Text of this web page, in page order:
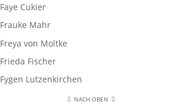
Faye Cukier
Frauke Mahr
Freya von Moltke
Frieda Fischer
Fygen Lutzenkirchen
NACH OBEN